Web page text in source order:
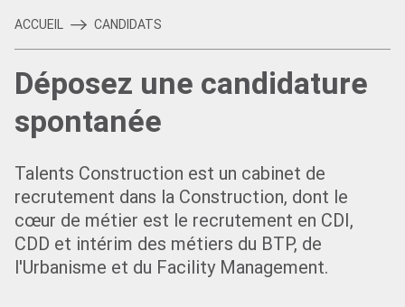
ACCUEIL CANDIDATS
Déposez une candidature
spontanée
Talents Construction est un cabinet de
recrutement dans la Construction, dont le
cœur de métier est le recrutement en CDI,
CDD et intérim des métiers du BTP, de
l'Urbanisme et du Facility Management.